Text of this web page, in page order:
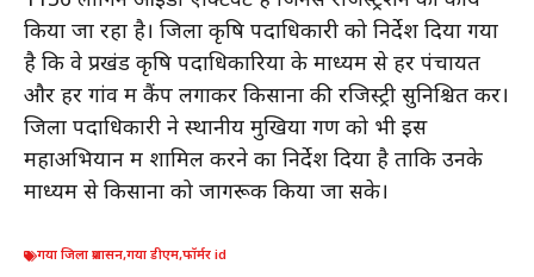
किया जा रहा है। जिला कृषि पदाधिकारी को निर्देश दिया गया
है कि वे प्रखंड कृषि पदाधिकारियों के माध्यम से हर पंचायत
और हर गांव में कैंप लगाकर किसानों की रजिस्ट्री सुनिश्चित करें।
जिला पदाधिकारी ने स्थानीय मुखिया गण को भी इस
महाअभियान में शामिल करने का निर्देश दिया है ताकि उनके
माध्यम से किसानों को जागरूक किया जा सके।
गया जिला प्रशासन,गया डीएम,फॉर्मर id